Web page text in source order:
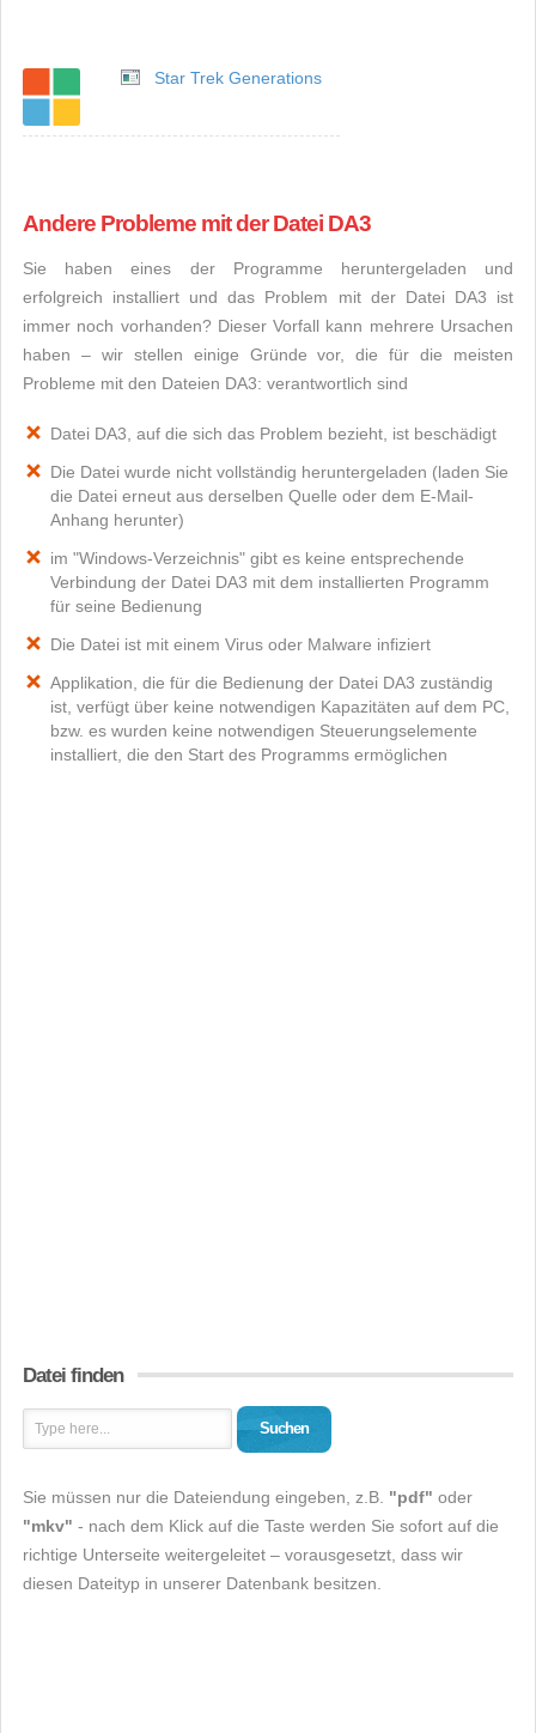
Star Trek Generations
Andere Probleme mit der Datei DA3
Sie haben eines der Programme heruntergeladen und
erfolgreich installiert und das Problem mit der Datei DA3 ist
immer noch vorhanden? Dieser Vorfall kann mehrere Ursachen
haben – wir stellen einige Gründe vor, die für die meisten
Probleme mit den Dateien DA3: verantwortlich sind
Datei DA3, auf die sich das Problem bezieht, ist beschädigt
Die Datei wurde nicht vollständig heruntergeladen (laden Sie
die Datei erneut aus derselben Quelle oder dem E-Mail-
Anhang herunter)
im "Windows-Verzeichnis" gibt es keine entsprechende
Verbindung der Datei DA3 mit dem installierten Programm
für seine Bedienung
Die Datei ist mit einem Virus oder Malware infiziert
Applikation, die für die Bedienung der Datei DA3 zuständig
ist, verfügt über keine notwendigen Kapazitäten auf dem PC,
bzw. es wurden keine notwendigen Steuerungselemente
installiert, die den Start des Programms ermöglichen
Datei finden
Suchen
Sie müssen nur die Dateiendung eingeben, z.B. "pdf" oder
"mkv" - nach dem Klick auf die Taste werden Sie sofort auf die
richtige Unterseite weitergeleitet – vorausgesetzt, dass wir
diesen Dateityp in unserer Datenbank besitzen.